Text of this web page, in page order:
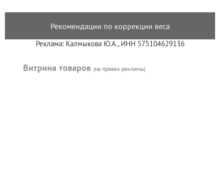
Рекомендации по коррекции веса
Реклама: Калмыкова Ю.А., ИНН 575104629136
Витрина товаров (на правах рекламы)